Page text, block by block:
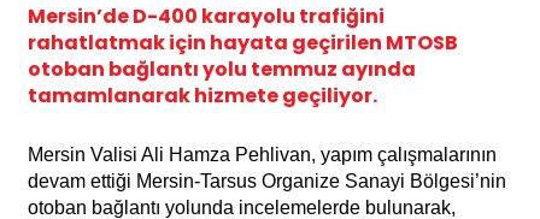
Mersin’de D-400 karayolu trafiğini
rahatlatmak için hayata geçirilen MTOSB
otoban bağlantı yolu temmuz ayında
tamamlanarak hizmete geçiliyor.
Mersin Valisi Ali Hamza Pehlivan, yapım çalışmalarının
devam ettiği Mersin-Tarsus Organize Sanayi Bölgesi’nin
otoban bağlantı yolunda incelemelerde bulunarak,